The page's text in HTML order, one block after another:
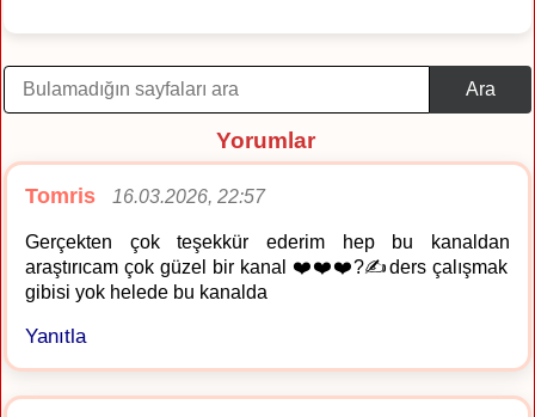
Ara
Yorumlar
Tomris 16.03.2026, 22:57
Gerçekten çok teşekkür ederim hep bu kanaldan
araştırıcam çok güzel bir kanal ❤️❤️❤️?✍️ders çalışmak
gibisi yok helede bu kanalda
Yanıtla